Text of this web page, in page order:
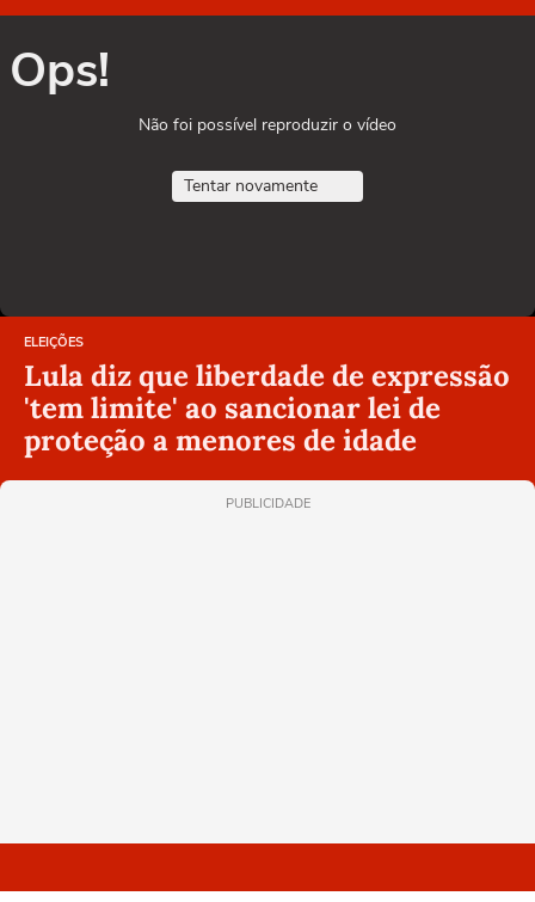
Ops!
Não foi possível reproduzir o vídeo
Tentar novamente
ELEIÇÕES
Lula diz que liberdade de expressão
'tem limite' ao sancionar lei de
proteção a menores de idade
PUBLICIDADE